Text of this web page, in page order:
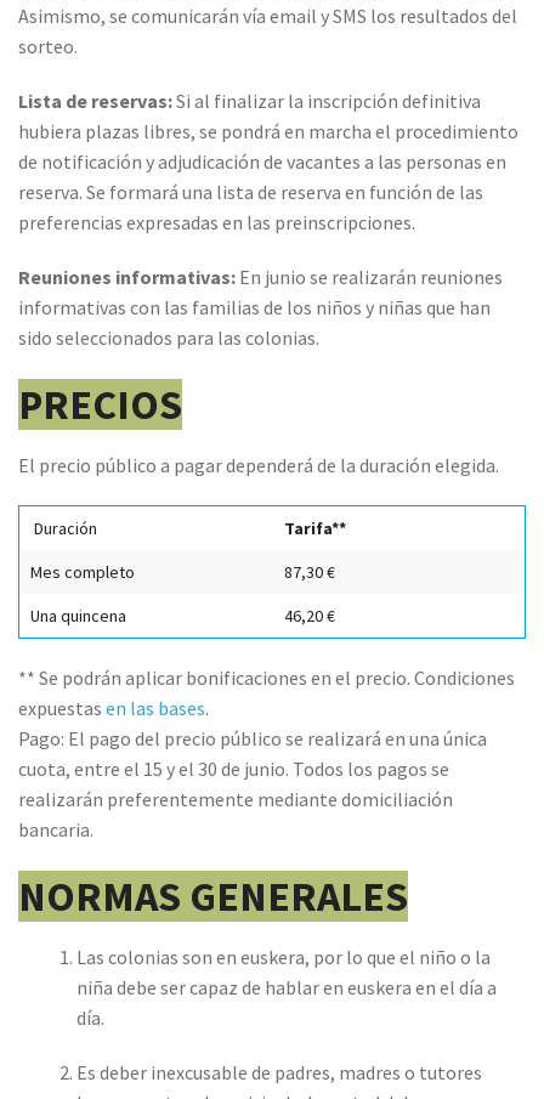
Asimismo, se comunicarán vía email y SMS los resultados del
sorteo.
Lista de reservas:Si al finalizar la inscripción definitiva
hubiera plazas libres, se pondrá en marcha el procedimiento
de notificación y adjudicación de vacantes a las personas en
reserva. Se formará una lista de reserva en función de las
preferencias expresadas en las preinscripciones.
Reuniones informativas: En junio se realizarán reuniones
informativas con las familias de los niños y niñas que han
sido seleccionados para las colonias.
PRECIOS
El precio público a pagar dependerá de la duración elegida.
Duración
Tarifa**
Mes completo
87,30 €
Una quincena
46,20 €
** Se podrán aplicar bonificaciones en el precio. Condiciones
expuestas en las bases.
Pago: El pago del precio público se realizará en una única
cuota, entre el 15 y el 30 de junio. Todos los pagos se
realizarán preferentemente mediante domiciliación
bancaria.
NORMAS GENERALES
Las colonias son en euskera, por lo que el niño o la
niña debe ser capaz de hablar en euskera en el día a
día.
Es deber inexcusable de padres, madres o tutores